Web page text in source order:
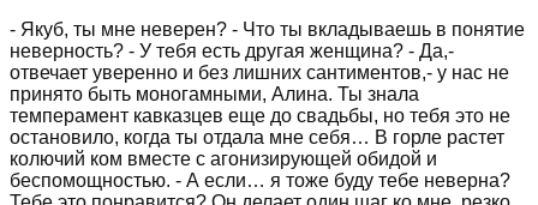
- Якуб, ты мне неверен? - Что ты вкладываешь в понятие
неверность? - У тебя есть другая женщина? - Да,-
отвечает уверенно и без лишних сантиментов,- у нас не
принято быть моногамными, Алина. Ты знала
темперамент кавказцев еще до свадьбы, но тебя это не
остановило, когда ты отдала мне себя… В горле растет
колючий ком вместе с агонизирующей обидой и
беспомощностью. - А если… я тоже буду тебе неверна?